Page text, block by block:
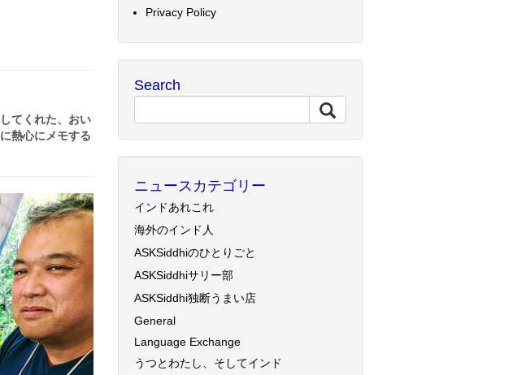
てくれた、おい
熱心にメモする
Privacy Policy
Search
ニュースカテゴリー
インドあれこれ
海外のインド人
ASKSiddhiのひとりごと
ASKSiddhiサリー部
ASKSiddhi独断うまい店
General
Language Exchange
うつとわたし、そしてインド